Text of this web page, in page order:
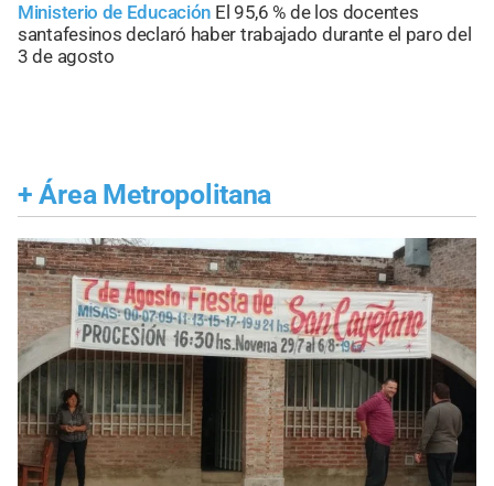
Ministerio de Educación El 95,6 % de los docentes
santafesinos declaró haber trabajado durante el paro del
3 de agosto
+ Área Metropolitana